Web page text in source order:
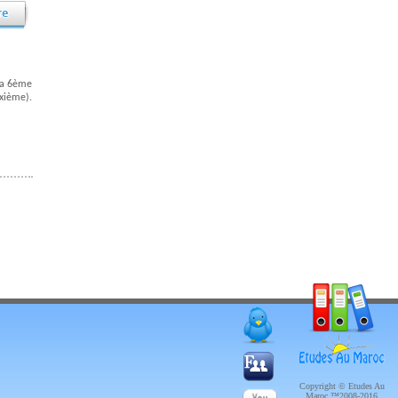
6ème
Copyright © Etudes Au
Maroc ™2008-2016